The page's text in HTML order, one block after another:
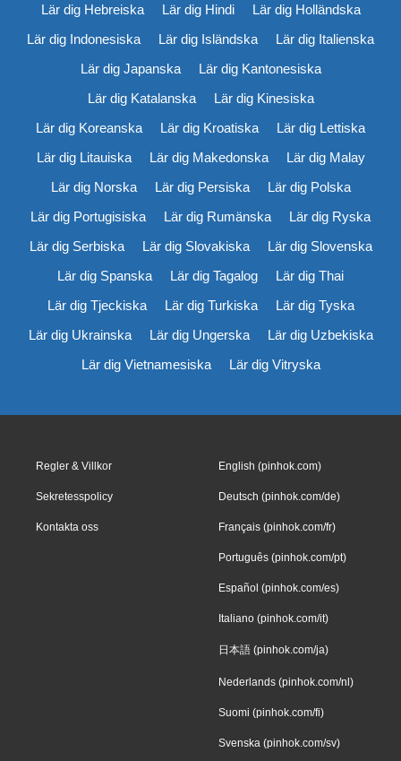
Lär dig Hebreiska
Lär dig Hindi
Lär dig Holländska
Lär dig Indonesiska
Lär dig Isländska
Lär dig Italienska
Lär dig Japanska
Lär dig Kantonesiska
Lär dig Katalanska
Lär dig Kinesiska
Lär dig Koreanska
Lär dig Kroatiska
Lär dig Lettiska
Lär dig Litauiska
Lär dig Makedonska
Lär dig Malay
Lär dig Norska
Lär dig Persiska
Lär dig Polska
Lär dig Portugisiska
Lär dig Rumänska
Lär dig Ryska
Lär dig Serbiska
Lär dig Slovakiska
Lär dig Slovenska
Lär dig Spanska
Lär dig Tagalog
Lär dig Thai
Lär dig Tjeckiska
Lär dig Turkiska
Lär dig Tyska
Lär dig Ukrainska
Lär dig Ungerska
Lär dig Uzbekiska
Lär dig Vietnamesiska
Lär dig Vitryska
Regler & Villkor
Sekretesspolicy
Kontakta oss
English (pinhok.com)
Deutsch (pinhok.com/de)
Français (pinhok.com/fr)
Português (pinhok.com/pt)
Español (pinhok.com/es)
Italiano (pinhok.com/it)
日本語 (pinhok.com/ja)
Nederlands (pinhok.com/nl)
Suomi (pinhok.com/fi)
Svenska (pinhok.com/sv)